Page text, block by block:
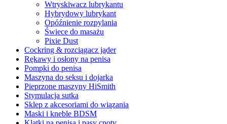
Wtryskiwacz lubrykantu
Hybrydowy lubrykant
Opóźnienie rozpylania
Świece do masażu
Pixie Dust
Cockring & rozciągacz jąder
Rękawy i osłony na penisa
Pompki do penisa
Maszyna do seksu i dojarka
Pieprzone maszyny HiSmith
Stymulacja sutka
Sklep z akcesoriami do wiązania
Maski i kneble BDSM